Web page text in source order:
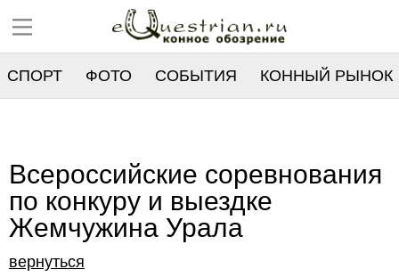
СПОРТ ФОТО СОБЫТИЯ КОННЫЙ РЫНОК
Всероссийские соревнования
по конкуру и выездке
Жемчужина Урала
вернуться